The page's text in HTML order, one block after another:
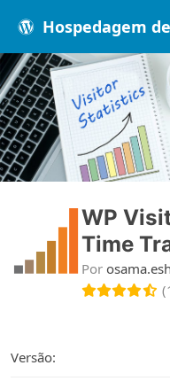
Hospedagem
WP
Time
Por osama.esh
Versão: